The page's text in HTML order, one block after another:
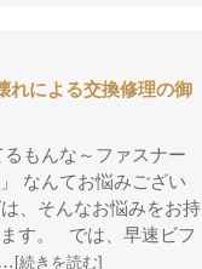
れによる交換修理の御
もんな～ファスナー
なんてお悩みござい
、そんなお悩みをお持
す。 では、早速ビフ
[続きを読む]